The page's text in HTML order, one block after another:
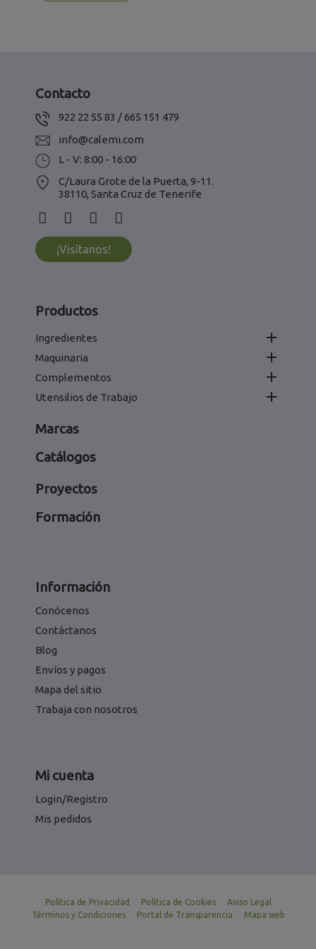
Contacto
922 22 55 83 / 665 151 479
info@calemi.com
L - V: 8:00 - 16:00
C/Laura Grote de la Puerta, 9-11.
38110, Santa Cruz de Tenerife
¡Visítanos!
Productos
Ingredientes 
Maquinaria 
Complementos 
Utensilios de Trabajo 
Marcas
Catálogos
Proyectos
Formación
Información
Conócenos
Contáctanos
Blog
Envíos y pagos
Mapa del sitio
Trabaja con nosotros
Mi cuenta
Login/Registro
Mis pedidos
Política de Privacidad Política de Cookies
Aviso Legal
Términos y Condiciones
Portal de Transparencia Mapa web